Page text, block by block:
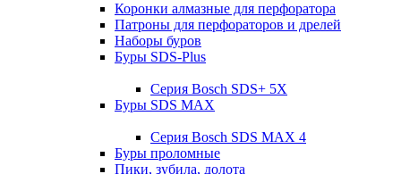
Коронки алмазные для перфоратора
Патроны для перфораторов и дрелей
Наборы буров
Буры SDS-Plus
Серия Bosch SDS+ 5X
Буры SDS MAX
Серия Bosch SDS MAX 4
Буры проломные
Пики, зубила, долота